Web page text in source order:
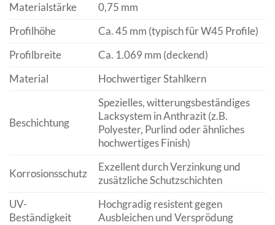
Materialstärke
0,75 mm
Profilhöhe
Ca. 45 mm (typisch für W45 Profile)
Profilbreite
Ca. 1.069 mm (deckend)
Material
Hochwertiger Stahlkern
Beschichtung
Spezielles, witterungsbeständiges
Lacksystem in Anthrazit (z.B.
Polyester, Purlind oder ähnliches
hochwertiges Finish)
Korrosionsschutz
Exzellent durch Verzinkung und
zusätzliche Schutzschichten
UV-
Beständigkeit
Hochgradig resistent gegen
Ausbleichen und Versprödung